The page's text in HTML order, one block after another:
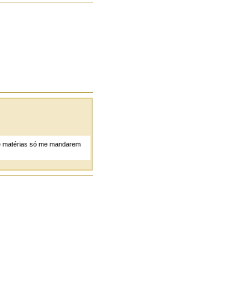
só me mandarem